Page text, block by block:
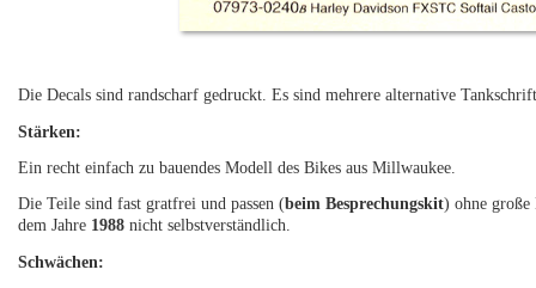
Die Decals sind randscharf gedruckt. Es sind mehrere alternative
Stärken:
Ein recht einfach zu bauendes Modell des Bikes aus Millwaukee.
Die Teile sind fast gratfrei und passen (beim Besprechungskit) ohne große
dem Jahre 1988 nicht selbstverständlich.
Schwächen: